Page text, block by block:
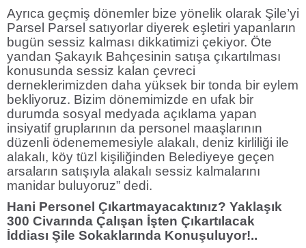
Ayrıca geçmiş dönemler bize yönelik olarak Şile’yi
Parsel Parsel satıyorlar diyerek eşletiri yapanların
bugün sessiz kalması dikkatimizi çekiyor. Öte
yandan Şakayık Bahçesinin satışa çıkartılması
konusunda sessiz kalan çevreci
derneklerimizden daha yüksek bir tonda bir eylem
bekliyoruz. Bizim dönemimizde en ufak bir
durumda sosyal medyada açıklama yapan
insiyatif gruplarının da personel maaşlarının
düzenli ödenememesiyle alakalı, deniz kirliliği ile
alakalı, köy tüzl kişiliğinden Belediyeye geçen
arsaların satışıyla alakalı sessiz kalmalarını
manidar buluyoruz” dedi.
Hani Personel Çıkartmayacaktınız? Yaklaşık
300 Civarında Çalışan İşten Çıkartılacak
İddiası Şile Sokaklarında Konuşuluyor!..